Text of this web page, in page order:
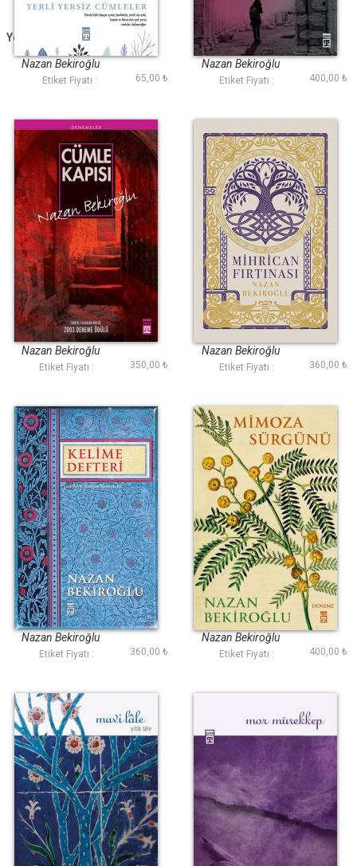
Yerli Yersiz Cümleler
(Bez Ciltli)
Nazan Bekiroğlu
Etiket Fiyatı : 65,00 ₺
Yol Hali
Nazan Bekiroğlu
Etiket Fiyatı : 400,00 ₺
Cümle Kapısı
Nazan Bekiroğlu
Etiket Fiyatı : 350,00 ₺
Mihrican Fırtınası
Nazan Bekiroğlu
Etiket Fiyatı : 360,00 ₺
Kelime Defteri
Nazan Bekiroğlu
Etiket Fiyatı : 360,00 ₺
Mimoza Sürgünü
Nazan Bekiroğlu
Etiket Fiyatı : 400,00 ₺